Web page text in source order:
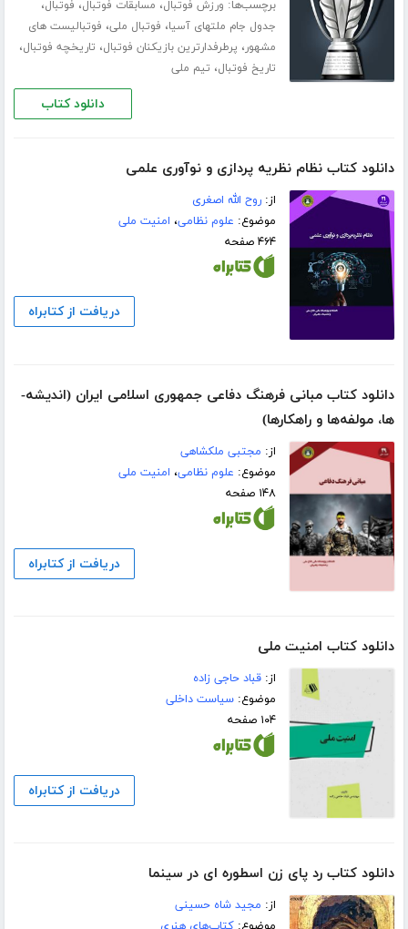
برچسب‌ها: ورزش فوتبال، مسابقات فوتبال، فوتبال،
جدول جام ملتهای آسیا، فوتبال ملی، فوتبالیست های
مشهور، پرطرفدارترین بازیکنان فوتبال، تاریخچه فوتبال،
تاریخ فوتبال، تیم ملی
دانلود کتاب
دانلود کتاب نظام نظریه پردازی و نوآوری علمی
از:روح الله اصغری
موضوع: علوم نظامی، امنیت ملی
۴۶۴ صفحه
دریافت از کتابراه
دانلود کتاب مبانی فرهنگ دفاعی جمهوری اسلامی ایران (اندیشه‌­
ها، مولفه‌­ها و راهکارها)
از: مجتبی ملکشاهی
موضوع: علوم نظامی، امنیت ملی
۱۴۸ صفحه
دریافت از کتابراه
دانلود کتاب امنیت ملی
از:قباد حاجی زاده
موضوع:سیاست داخلی
۱۰۴ صفحه
دریافت از کتابراه
دانلود کتاب رد پای زن اسطوره ای در سینما
از: مجید شاه حسینی